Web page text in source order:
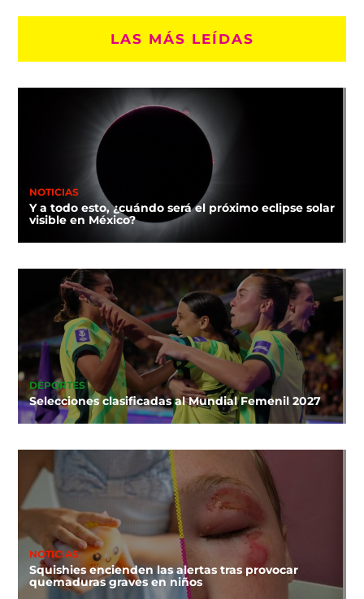
LAS MÁS LEÍDAS
NOTICIAS
Y a todo esto, ¿cuándo será el próximo eclipse solar
visible en México?
DEPORTES
Selecciones clasificadas al Mundial Femenil 2027
NOTICIAS
Squishies encienden las alertas tras provocar
quemaduras graves en niños